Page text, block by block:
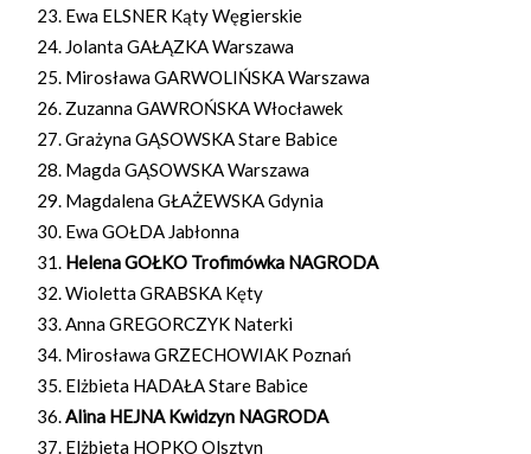
Ewa ELSNER Kąty Węgierskie
Jolanta GAŁĄZKA Warszawa
Mirosława GARWOLIŃSKA Warszawa
Zuzanna GAWROŃSKA Włocławek
Grażyna GĄSOWSKA Stare Babice
Magda GĄSOWSKA Warszawa
Magdalena GŁAŻEWSKA Gdynia
Ewa GOŁDA Jabłonna
Helena GOŁKO Trofimówka NAGRODA
Wioletta GRABSKA Kęty
Anna GREGORCZYK Naterki
Mirosława GRZECHOWIAK Poznań
Elżbieta HADAŁA Stare Babice
Alina HEJNA Kwidzyn NAGRODA
Elżbieta HOPKO Olsztyn